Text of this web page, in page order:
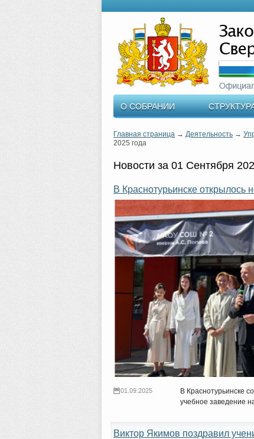
О СОБРАНИИ
Главная страница → Деятельность →
2025 года
Новости за 01 Сентября
В Краснотурьинске
01.09.2025
В Краснотурьинске
учебное заведение
Виктор Якимов поздравил